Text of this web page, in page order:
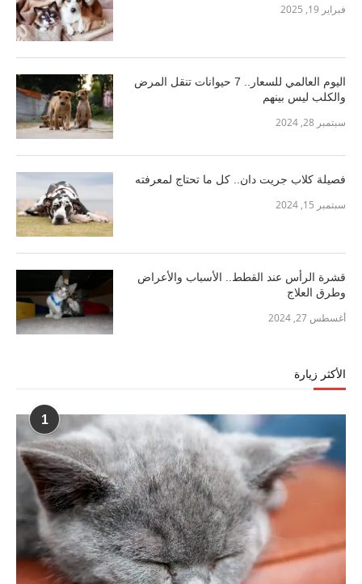
فبراير 19, 2025
اليوم العالمي للسعار.. 7 حيوانات تنقل المرض
والكلب ليس بينهم
سبتمبر 28, 2024
فصيلة كلاب جريت دان.. كل ما تحتاج لمعرفته
سبتمبر 15, 2024
قشرة الرأس عند القطط.. الأسباب والأعراض
وطرق العلاج
أغسطس 27, 2024
الأكثر زيارة
1